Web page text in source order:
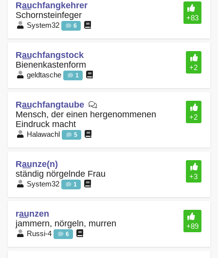
+83
Ra͟uchfangkehrer
Schornsteinfeger
System32 6
+2
Ra͟uchfangstock
Bienenkastenform
geldtasche 1
+2
Ra͟uchfangtaube
Mensch, der einen hergenommenen
Eindruck macht
Halawachl 5
+3
Ra͟unze(n)
ständig nörgelnde Frau
System32 1
+89
ra͟unzen
jammern, nörgeln, murren
Russi-4 6